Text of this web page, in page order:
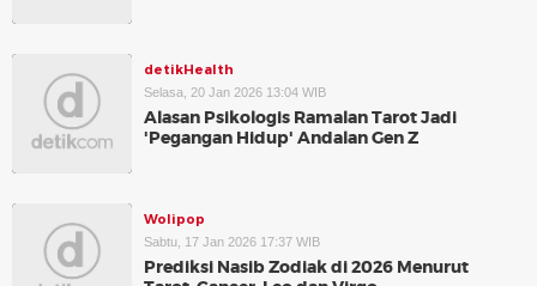
detikHealth
Selasa, 20 Jan 2026 13:04 WIB
Alasan Psikologis Ramalan Tarot Jadi
'Pegangan Hidup' Andalan Gen Z
Wolipop
Sabtu, 17 Jan 2026 17:37 WIB
Prediksi Nasib Zodiak di 2026 Menurut